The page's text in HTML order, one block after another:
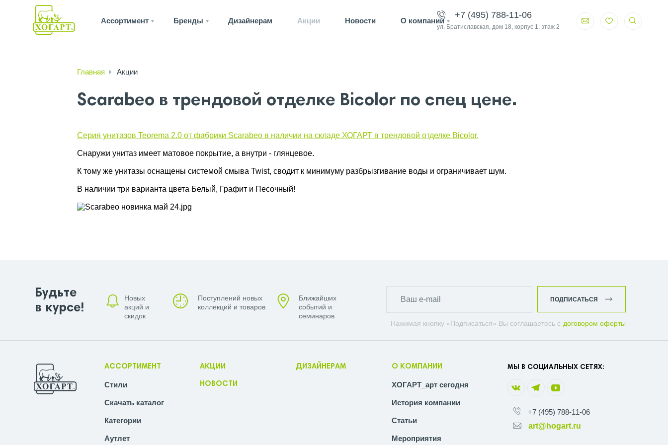
Ассортимент Бренды Дизайнерам Акции Новости О компании
+7 (495) 788-11-06
ул. Братиславская, дом 18, корпус 1, этаж 2
Главная Акции
Scarabeo в трендовой отделке Bicolor по спец цене.
Cерия унитазов Teorema 2.0 от фабрики Scarabeo в наличии на складе ХОГАРТ в трендовой отделке Bicolor.
Снаружи унитаз имеет матовое покрытие, а внутри - глянцевое.
К тому же унитазы оснащены системой смыва Twist, сводит к минимуму разбрызгивание воды и ограничивает шум.
В наличии три варианта цвета Белый, Графит и Песочный!
Будьте
в курсе!
Новых
акций и
скидок
Поступлений новых
коллекций и товаров
Ближайших
событий и
семинаров
Нажимая кнопку «Подписаться» Вы соглашаетесь с договором оферты
ПОДПИСАТЬСЯ
АССОРТИМЕНТ
Стили
Скачать каталог
Категории
Аутлет
АКЦИИ
НОВОСТИ
ДИЗАЙНЕРАМ О КОМПАНИИ
ХОГАРТ_арт сегодня
История компании
Статьи
Мероприятия
МЫ В СОЦИАЛЬНЫХ СЕТЯХ:
+7 (495) 788-11-06
art@hogart.ru